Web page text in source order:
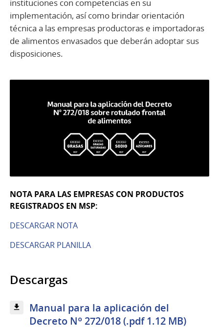
instituciones con competencias en su
implementación, así como brindar orientación
técnica a las empresas productoras e importadoras
de alimentos envasados que deberán adoptar sus
disposiciones.
NOTA PARA LAS EMPRESAS CON PRODUCTOS
REGISTRADOS EN MSP:
DESCARGAR NOTA
DESCARGAR PLANILLA
Descargas
Manual para la aplicación del
Decreto Nº 272/018 (.pdf 1.12 MB)